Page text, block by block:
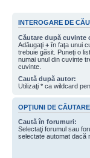
INTEROGARE DE
Căutare după cuvinte
Adăugaţi + în faţa unui
trebuie găsit. Puneţi o
numai unul din cuvinte
cuvinte.
Caută după autor:
Utilizaţi * ca wildcard
OPŢIUNI DE CĂUTARE
Caută în forumuri:
Selectaţi forumul sau
selectate automat dacă